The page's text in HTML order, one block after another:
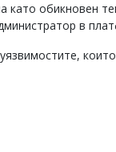
като обикновен
в